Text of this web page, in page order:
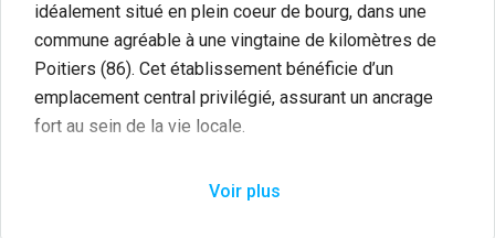
idéalement situé en plein coeur de bourg, dans une
commune agréable à une vingtaine de kilomètres de
Poitiers (86). Cet établissement bénéficie d’un
emplacement central privilégié, assurant un ancrage
fort au sein de la vie locale.
dispose d’un outil de travail performant associé à un
Voir plus